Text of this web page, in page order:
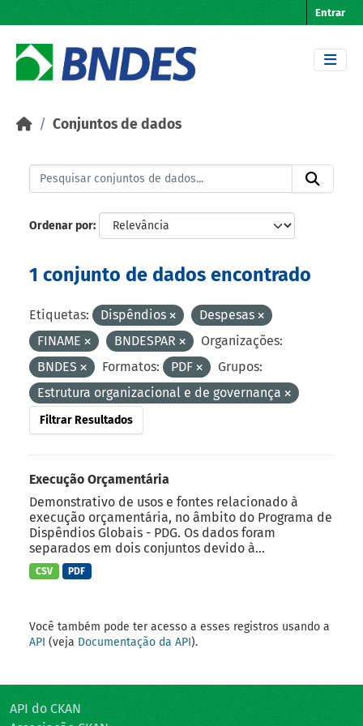
Entrar
Conjuntos de dados
Ordenar por
1 conjunto de dados encontrado
Etiquetas: Dispêndios
Despesas
FINAME
BNDESPAR
Organizações:
BNDES
Formatos: PDF
Grupos:
Estrutura organizacional e de governança
Filtrar Resultados
Execução Orçamentária
Demonstrativo de usos e fontes relacionado à
execução orçamentária, no âmbito do Programa de
Dispêndios Globais - PDG. Os dados foram
separados em dois conjuntos devido à...
CSV PDF
Você também pode ter acesso a esses registros usando a
API (veja Documentação da API).
API do CKAN